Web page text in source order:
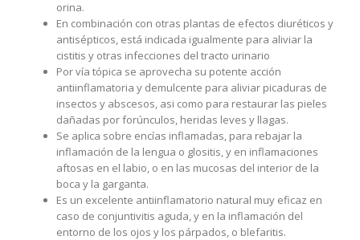
orina.
En combinación con otras plantas de efectos diuréticos y
antisépticos, está indicada igualmente para aliviar la
cistitis y otras infecciones del tracto urinario
Por vía tópica se aprovecha su potente acción
antiinflamatoria y demulcente para aliviar picaduras de
insectos y abscesos, asi como para restaurar las pieles
dañadas por forúnculos, heridas leves y llagas.
Se aplica sobre encías inflamadas, para rebajar la
inflamación de la lengua o glositis, y en inflamaciones
aftosas en el labio, o en las mucosas del interior de la
boca y la garganta.
Es un excelente antiinflamatorio natural muy eficaz en
caso de conjuntivitis aguda, y en la inflamación del
entorno de los ojos y los párpados, o blefaritis.